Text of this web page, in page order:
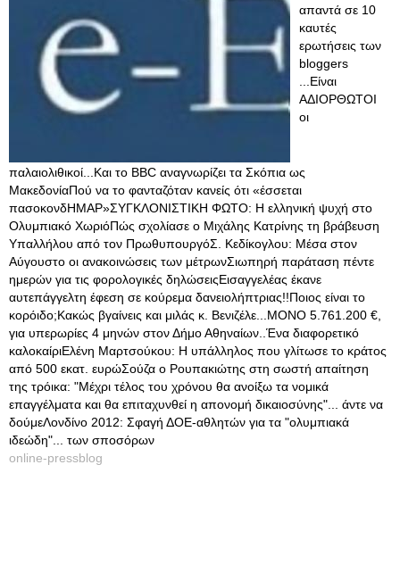
απαντά σε 10
καυτές
ερωτήσεις των
bloggers
...Είναι
ΑΔΙΟΡΘΩΤΟΙ
οι
παλαιολιθικοί...Και το BBC αναγνωρίζει τα Σκόπια ως
ΜακεδονίαΠού να το φανταζόταν κανείς ότι «έσσεται
πασοκονδΗΜΑΡ»ΣΥΓΚΛΟΝΙΣΤΙΚΗ ΦΩΤΟ: Η ελληνική ψυχή στο
Ολυμπιακό ΧωριόΠώς σχολίασε ο Μιχάλης Κατρίνης τη βράβευση
Υπαλλήλου από τον ΠρωθυπουργόΣ. Κεδίκογλου: Μέσα στον
Αύγουστο οι ανακοινώσεις των μέτρωνΣιωπηρή παράταση πέντε
ημερών για τις φορολογικές δηλώσειςEισαγγελέας έκανε
αυτεπάγγελτη έφεση σε κούρεμα δανειολήπτριας!!Ποιος είναι το
κορόιδο;Κακώς βγαίνεις και μιλάς κ. Βενιζέλε...ΜΟΝΟ 5.761.200 €,
για υπερωρίες 4 μηνών στον Δήμο Αθηναίων..Ένα διαφορετικό
καλοκαίριΕλένη Μαρτσούκου: Η υπάλληλος που γλίτωσε το κράτος
από 500 εκατ. ευρώΣούζα ο Ρουπακιώτης στη σωστή απαίτηση
της τρόικα: "Μέχρι τέλος του χρόνου θα ανοίξω τα νομικά
επαγγέλματα και θα επιταχυνθεί η απονομή δικαιοσύνης"... άντε να
δούμεΛονδίνο 2012: Σφαγή ΔΟΕ-αθλητών για τα "ολυμπιακά
ιδεώδη"... των σποσόρων
online-pressblog